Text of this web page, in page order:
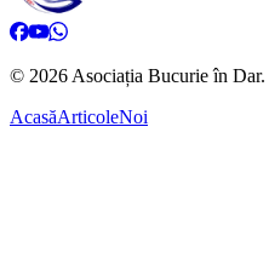
© 2026 Asociația Bucurie în Dar.
AcasăArticoleNoi